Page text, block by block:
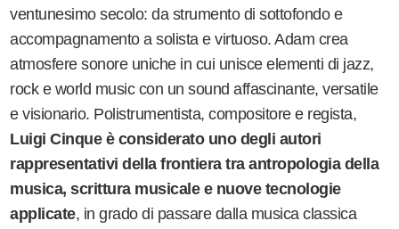
ventunesimo secolo: da strumento di sottofondo e
accompagnamento a solista e virtuoso. Adam crea
atmosfere sonore uniche in cui unisce elementi di jazz,
rock e world music con un sound affascinante, versatile
e visionario. Polistrumentista, compositore e regista,
Luigi Cinque è considerato uno degli autori
rappresentativi della frontiera tra antropologia della
musica, scrittura musicale e nuove tecnologie
applicate, in grado di passare dalla musica classica